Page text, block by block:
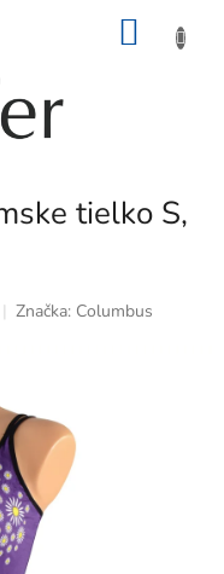
tielko S,
Značka: Columbus